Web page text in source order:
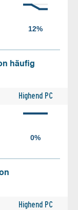
häufig
Highend PC
Highend PC